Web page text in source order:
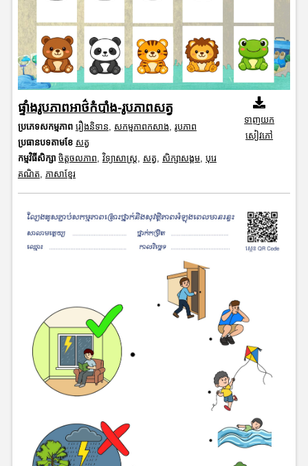
ផ្ទាំងរូបភាពអាថ៌កំបាំង-រូបភាពសត្វ
ប្រភេទសកម្មភាព រឿងនិទាន សកម្មភាពកសាង រូបភាព
ប្រធានបទតាមខែ សត្វ
កម្មវិធីសិក្សា ចិត្តចលភាព វិទ្យាសាស្រ្ត សត្វ សិក្សាសង្គម, បុរេ
គណិត ភាសាខ្មែរ
ទាញយក
សៀវភៅ